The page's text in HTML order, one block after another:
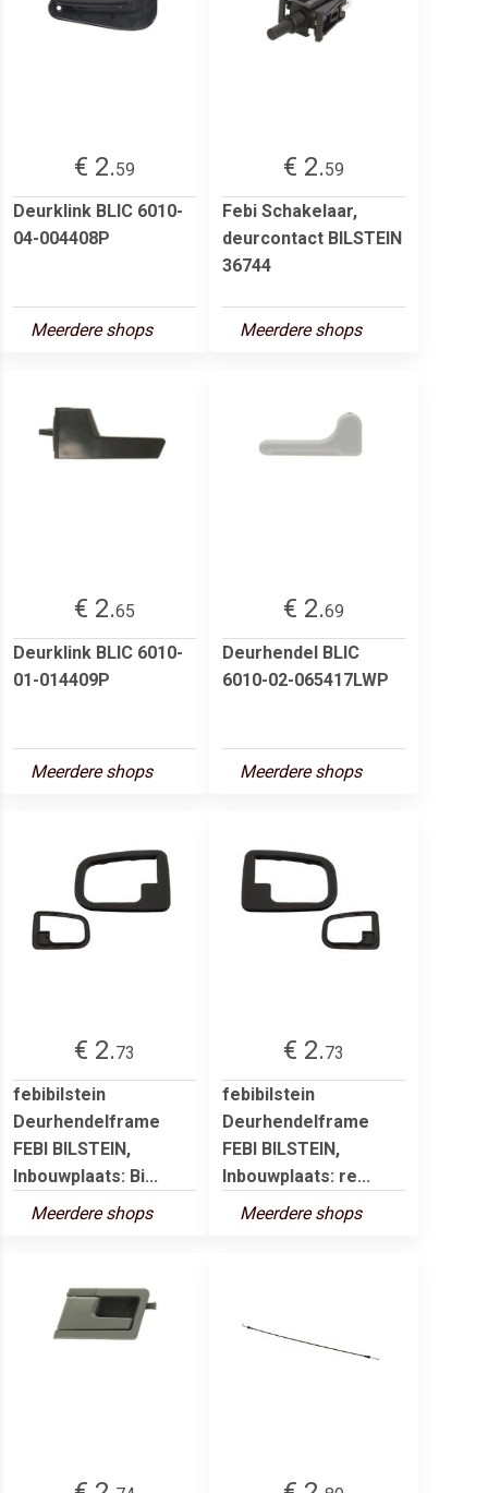
€ 2.59
Deurklink BLIC 6010-
04-004408P
Meerdere shops
€ 2.59
Febi Schakelaar,
deurcontact BILSTEIN
36744
Meerdere shops
€ 2.65
Deurklink BLIC 6010-
01-014409P
Meerdere shops
€ 2.69
Deurhendel BLIC
6010-02-065417LWP
Meerdere shops
€ 2.73
febibilstein
Deurhendelframe
FEBI BILSTEIN,
Inbouwplaats: Bi...
Meerdere shops
€ 2.73
febibilstein
Deurhendelframe
FEBI BILSTEIN,
Inbouwplaats: re...
Meerdere shops